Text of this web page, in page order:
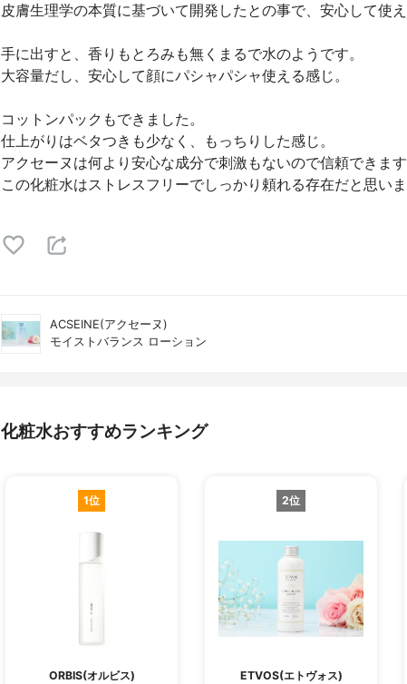
皮膚生理学の本質に基づいて開発したとの事で、安心して使え
手に出すと、香りもとろみも無くまるで水のようです。
大容量だし、安心して顔にパシャパシャ使える感じ。
コットンパックもできました。
仕上がりはベタつきも少なく、もっちりした感じ。
アクセーヌは何より安心な成分で刺激もないので信頼できます
この化粧水はストレスフリーでしっかり頼れる存在だと思いま
ACSEINE(アクセーヌ)
モイストバランス ローション
化粧水おすすめランキング
1位
ORBIS(オルビス)
2位
ETVOS(エトヴォス)